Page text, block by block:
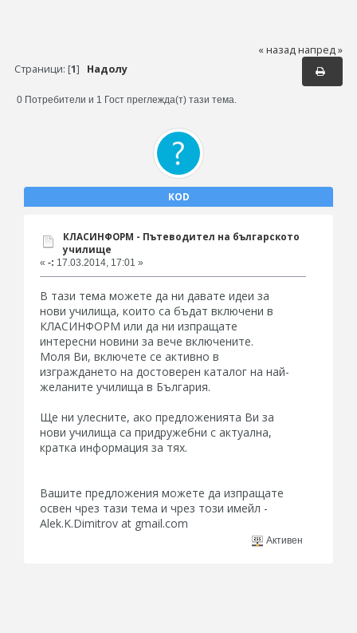
« назад напред »
Страници: [1] Надолу
0 Потребители и 1 Гост преглежда(т) тази тема.
KOD
КЛАСИНФОРМ - Пътеводител на българското
училище
« -: 17.03.2014, 17:01 »
В тази тема можете да ни давате идеи за
нови училища, които са бъдат включени в
КЛАСИНФОРМ или да ни изпращате
интересни новини за вече включените.
Моля Ви, включете се активно в
изграждането на достоверен каталог на най-
желаните училища в България.
Ще ни улесните, ако предложенията Ви за
нови училища са придружебни с актуална,
кратка информация за тях.
Вашите предложения можете да изпращате
освен чрез тази тема и чрез този имейл -
Alek.K.Dimitrov at gmail.com
Активен